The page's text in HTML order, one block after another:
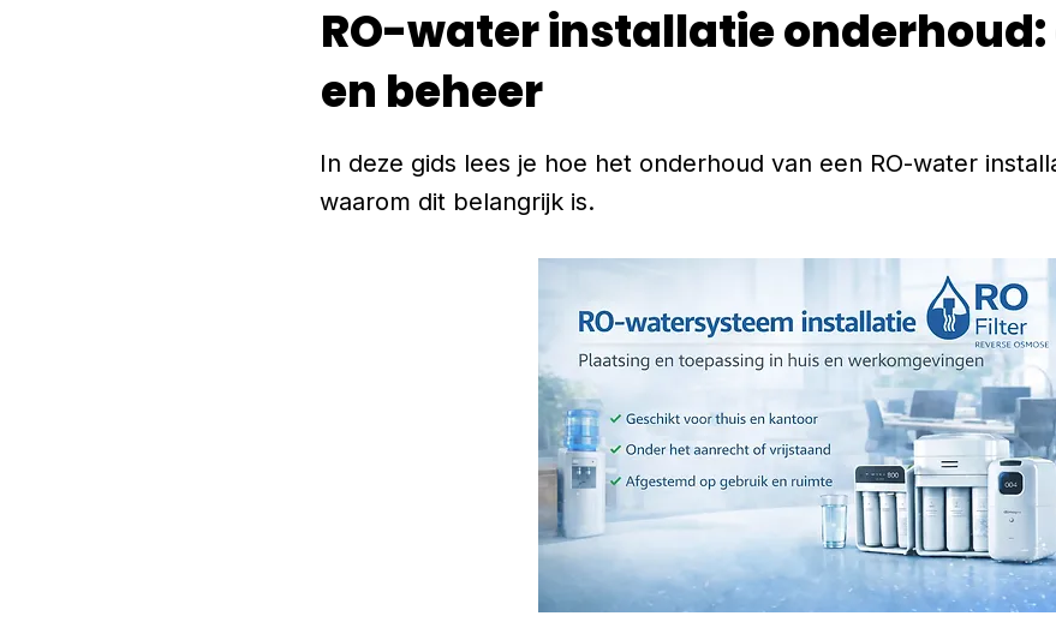
RO-water installatie
en beheer
In deze gids lees je hoe het onderhoud van een RO-water
waarom dit belangrijk is.